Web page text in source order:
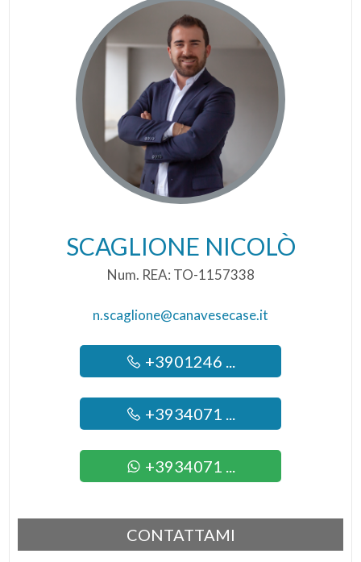
SCAGLIONE NICOLÒ
Num. REA: TO-1157338
n.scaglione@canavesecase.it
+3901246 ...
+3934071 ...
+3934071 ...
CONTATTAMI